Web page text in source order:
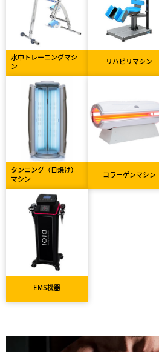
水中トレーニングマシ
ン
リハビリマシン
タンニング（日焼け）
マシン
コラーゲンマシン
EMS機器